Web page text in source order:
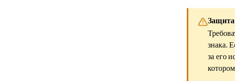
Защита
знака.
за его